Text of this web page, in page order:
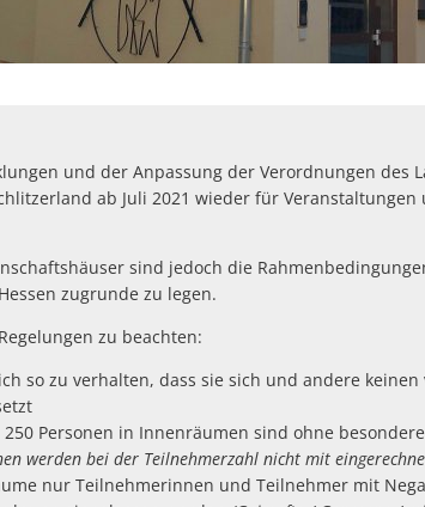
und der Anpassung der Verordnungen des
ab Juli 2021 wieder für
sind jedoch die
zugrunde zu legen.
zu beachten:
so zu verhalten, dass sie sich und andere
Personen in Innenräumen sind ohne
werden bei der Teilnehmerzahl nicht mit
nur Teilnehmerinnen und Teilnehmer mit